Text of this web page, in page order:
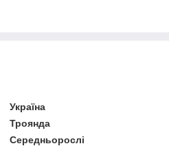
Україна
Троянда
Середньорослі